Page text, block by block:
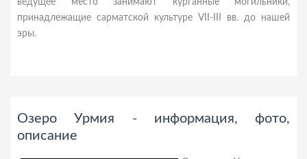
ведущее место занимают курганные могильники,
принадлежащие сарматской культуре VII-III вв. до нашей
эры.
Озеро Урмия - информация, фото,
описание